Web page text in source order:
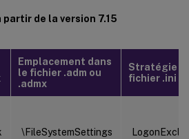
de la version 7.15
Emplacement dans
le fichier .adm ou
.admx
Stratégie
fichier .ini
\FileSystemSettings